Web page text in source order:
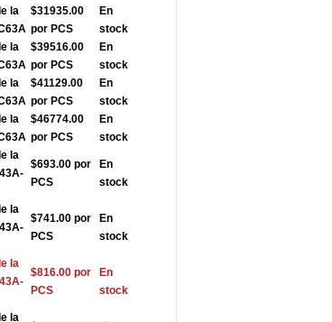
la
$31935.00
por PCS
En
stock
la
$39516.00
por PCS
En
stock
la
$41129.00
por PCS
En
stock
la
$46774.00
por PCS
En
stock
la
$693.00 por
PCS
En
stock
la
$741.00 por
PCS
En
stock
la
$816.00 por
PCS
En
stock
la